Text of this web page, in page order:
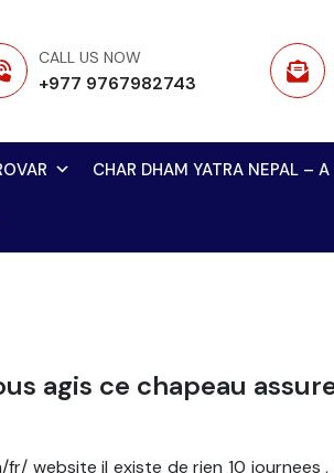
CALL US NOW
+977 9767982743
CHAR DHAM YATRA NEPAL –
agis ce chapeau
fr/ website il existe de rien 10 journees